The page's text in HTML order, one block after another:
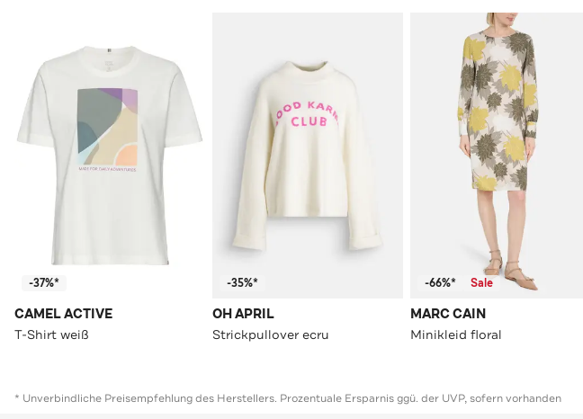
-37%*
CAMEL ACTIVE
T-Shirt weiß
-35%*
OH APRIL
Strickpullover ecru
-66%* Sale
MARC CAIN
Minikleid floral
* Unverbindliche Preisempfehlung des Herstellers. Prozentuale Ersparnis ggü. der UVP, sofern vorhanden